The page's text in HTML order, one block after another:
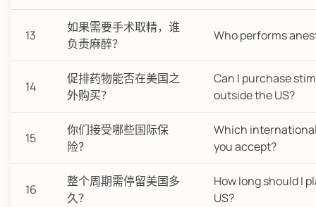
13
如果需要手术取精，谁
负责麻醉？
Who performs
14
促排药物能否在美国之
外购买？
Can I purchase
outside the US?
15
你们接受哪些国际保
险？
Which
you accept?
16
整个周期需停留美国多
久？
How long should I
US?